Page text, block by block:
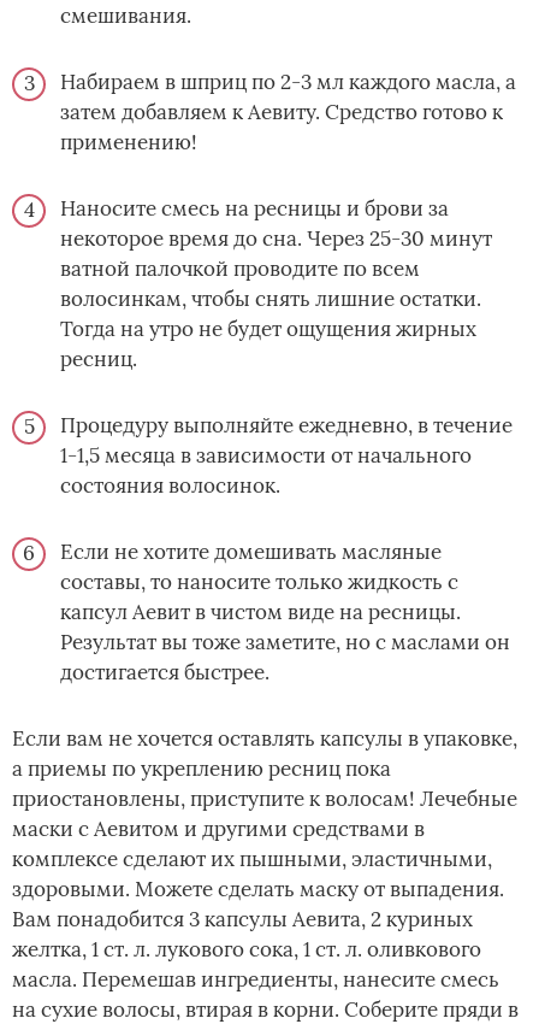
смешивания.
Набираем в шприц по 2-3 мл каждого масла, а
затем добавляем к Аевиту. Средство готово к
применению!
Наносите смесь на ресницы и брови за
некоторое время до сна. Через 25-30 минут
ватной палочкой проводите по всем
волосинкам, чтобы снять лишние остатки.
Тогда на утро не будет ощущения жирных
ресниц.
Процедуру выполняйте ежедневно, в течение
1-1,5 месяца в зависимости от начального
состояния волосинок.
Если не хотите домешивать масляные
составы, то наносите только жидкость с
капсул Аевит в чистом виде на ресницы.
Результат вы тоже заметите, но с маслами он
достигается быстрее.
Если вам не хочется оставлять капсулы в упаковке,
а приемы по укреплению ресниц пока
приостановлены, приступите к волосам! Лечебные
маски с Аевитом и другими средствами в
комплексе сделают их пышными, эластичными,
здоровыми. Можете сделать маску от выпадения.
Вам понадобится 3 капсулы Аевита, 2 куриных
желтка, 1 ст. л. лукового сока, 1 ст. л. оливкового
масла. Перемешав ингредиенты, нанесите смесь
на сухие волосы, втирая в корни. Соберите пряди в